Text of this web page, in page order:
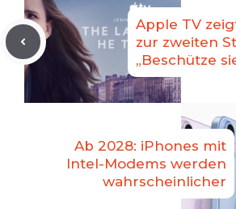
Apple TV
zur zweiten
„Beschütze
Ab 2028: iPhones mit
Intel-Modems werden
wahrscheinlicher